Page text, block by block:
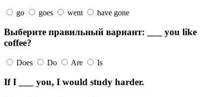
go goes went have gone
Выберите правильный вариант: ___ you like
coffee?
Does Do Are Is
If I ___ you, I would study harder.